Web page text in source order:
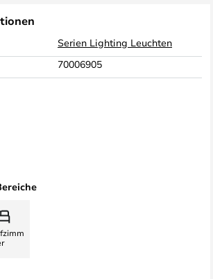
Serien Lighting Leuchten
70006905